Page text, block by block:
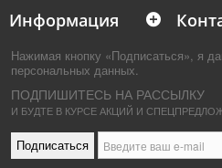
Информация
Нажимая кнопку «Подписаться», я
персональных данных.
ПОДПИШИТЕСЬ НА РАССЫЛКУ
И БУДТЕ В КУРСЕ АКЦИЙ И
Подписаться